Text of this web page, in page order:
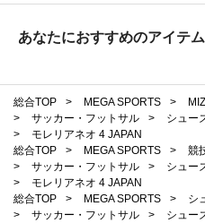
あなたにおすすめのアイテム
総合TOP > MEGA SPORTS >
>
サッカー・フットサル > シュー
>
モレリアネオ 4 JAPAN
総合TOP
> MEGA SPORTS >
競
>
サッカー・フットサル > シュー
>
モレリアネオ 4 JAPAN
総合TOP
> MEGA SPORTS >
シ
>
サッカー・フットサル > シュー